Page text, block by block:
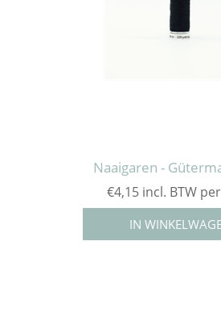
Naaigaren -
€4,15 incl. BTW